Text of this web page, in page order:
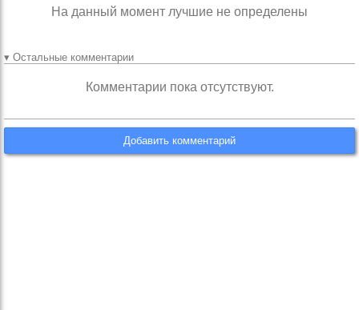
На данный момент лучшие не определены
▾ Остальные комментарии
Комментарии пока отсутствуют.
Добавить комментарий